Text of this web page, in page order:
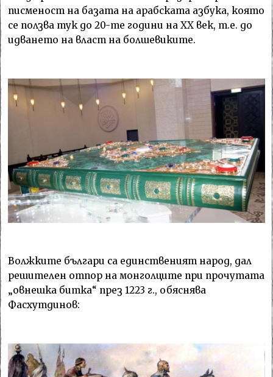
писменост на базата на арабската азбука, която
се ползва тук до 20-те години на ХХ век, т.е. до
идването на власт на болшевиките.
Волжките българи са единственият народ, дал
решителен отпор на монголците при прочутата
„овнешка битка“ през 1223 г., обяснява
Фасхутдинов: